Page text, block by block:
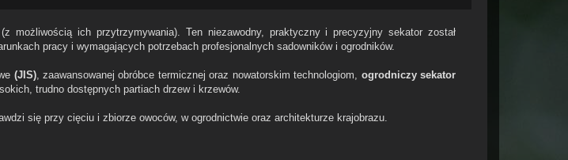
(z możliwością ich przytrzymywania). Ten niezawodny, praktyczny i precyzyjny sekator został
pracy i wymagających potrzebach profesjonalnych sadowników i ogrodników.
(JIS), zaawansowanej obróbce termicznej oraz nowatorskim technologiom, ogrodniczy sekator
trudno dostępnych partiach drzew i krzewów.
się przy cięciu i zbiorze owoców, w ogrodnictwie oraz architekturze krajobrazu.